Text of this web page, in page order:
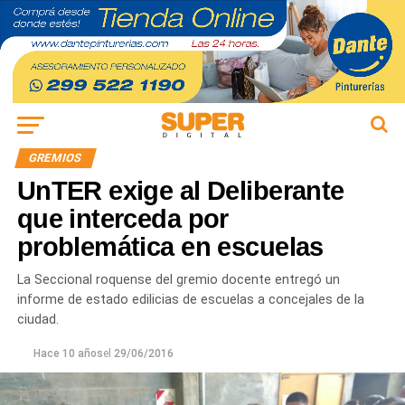
GREMIOS
UnTER exige al Deliberante
que interceda por
problemática en escuelas
La Seccional roquense del gremio docente entregó un
informe de estado edilicias de escuelas a concejales de la
ciudad.
Hace 10 añosel 29/06/2016